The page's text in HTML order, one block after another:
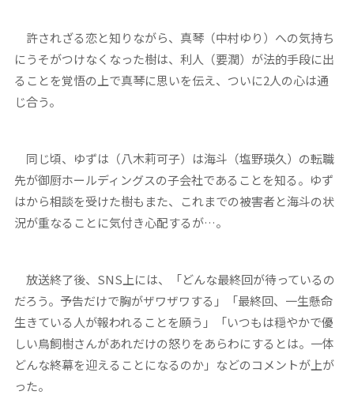
許されざる恋と知りながら、真琴（中村ゆり）への気持ち
にうそがつけなくなった樹は、利人（要潤）が法的手段に出
ることを覚悟の上で真琴に思いを伝え、ついに2人の心は通
じ合う。
同じ頃、ゆずは（八木莉可子）は海斗（塩野瑛久）の転職
先が御厨ホールディングスの子会社であることを知る。ゆず
はから相談を受けた樹もまた、これまでの被害者と海斗の状
況が重なることに気付き心配するが…。
放送終了後、SNS上には、「どんな最終回が待っているの
だろう。予告だけで胸がザワザワする」「最終回、一生懸命
生きている人が報われることを願う」「いつもは穏やかで優
しい鳥飼樹さんがあれだけの怒りをあらわにするとは。一体
どんな終幕を迎えることになるのか」などのコメントが上が
った。